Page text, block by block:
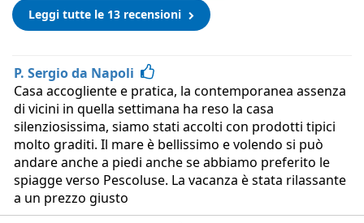
Leggi tutte le 13 recensioni
P. Sergio da Napoli
Casa accogliente e pratica, la contemporanea assenza
di vicini in quella settimana ha reso la casa
silenziosissima, siamo stati accolti con prodotti tipici
molto graditi. Il mare è bellissimo e volendo si può
andare anche a piedi anche se abbiamo preferito le
spiagge verso Pescoluse. La vacanza è stata rilassante
a un prezzo giusto